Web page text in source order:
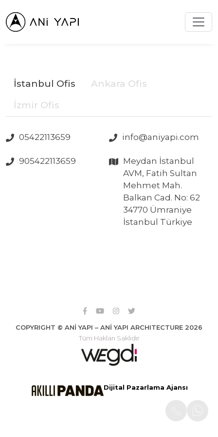
İstanbul Ofis
Ankara Ofis
İzmir Ofis
05422113659 info@aniyapi.com
905422113659
Meydan İstanbul
AVM, Fatih Sultan
Mehmet Mah.
Balkan Cad. No: 62
34770 Ümraniye
İstanbul Türkiye
COPYRIGHT © ANİ YAPI – ANİ YAPI ARCHITECTURE 2026
Tüm Hakları Saklıdır
Dijital Pazarlama Ajansı